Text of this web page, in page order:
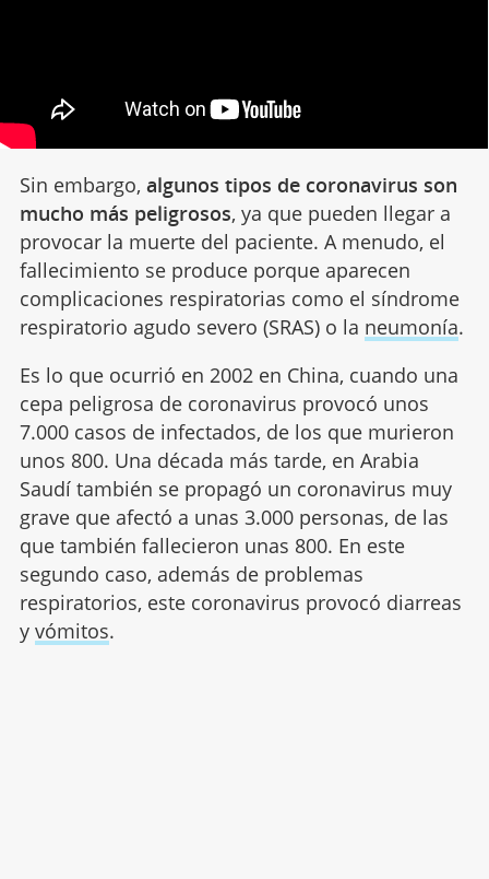
Sin embargo, algunos tipos de coronavirus son
mucho más peligrosos, ya que pueden llegar a
provocar la muerte del paciente. A menudo, el
fallecimiento se produce porque aparecen
complicaciones respiratorias como el síndrome
respiratorio agudo severo (SRAS) o la neumonía.
Es lo que ocurrió en 2002 en China, cuando una
cepa peligrosa de coronavirus provocó unos
7.000 casos de infectados, de los que murieron
unos 800. Una década más tarde, en Arabia
Saudí también se propagó un coronavirus muy
grave que afectó a unas 3.000 personas, de las
que también fallecieron unas 800. En este
segundo caso, además de problemas
respiratorios, este coronavirus provocó diarreas
y vómitos.